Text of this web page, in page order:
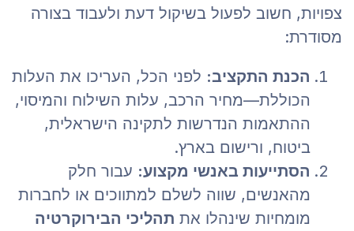
צפויות, חשוב לפעול בשיקול דעת ולעבוד בצורה
מסודרת:
הכנת התקציב:לפני הכל, העריכו את העלות
הכוללת—מחיר הרכב, עלות השילוח והמיסוי,
ההתאמות הנדרשות לתקינה הישראלית,
ביטוח, ורישום בארץ.
הסתייעות באנשי מקצוע:עבור חלק
מהאנשים, שווה לשלם למתווכים או לחברות
מומחיות שינהלו אתתהליכי הבירוקרטיה